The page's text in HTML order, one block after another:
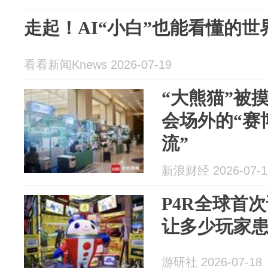
走起！AI“小白”也能看懂的世
看看新闻Knews 2026-07-19
“大熊猫”被
会场外的“赛
流”
新浪财经 2026-07-
P4R全球首
让多少玩家
游研社 2026-07-18